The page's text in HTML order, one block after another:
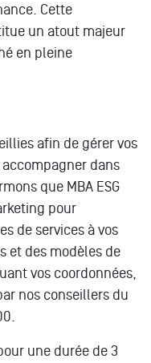
Cette
un atout majeur
en pleine
afin de gérer vos
dans
que MBA ESG
pour
de services à vos
et des modèles de
vos coordonnées,
nos conseillers du
une durée de 3